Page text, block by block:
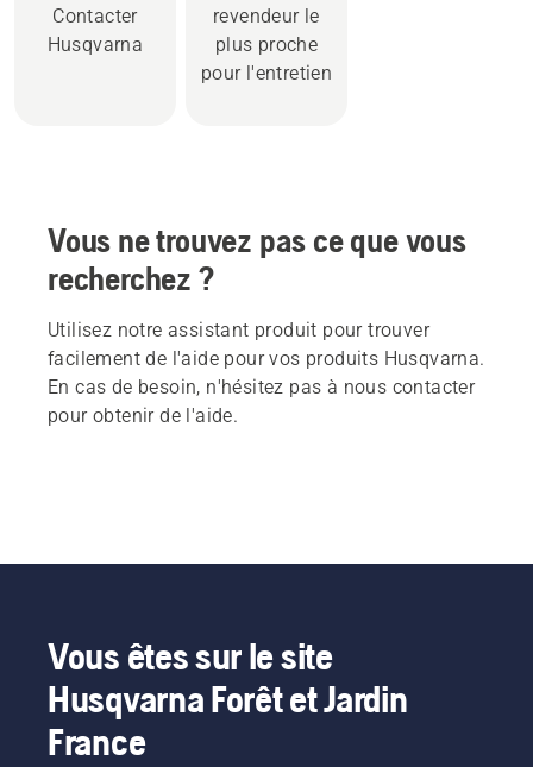
Contacter
Husqvarna
revendeur le
plus proche
pour l'entretien
Vous ne trouvez pas ce que vous
recherchez ?
Utilisez notre assistant produit pour trouver
facilement de l'aide pour vos produits Husqvarna.
En cas de besoin, n'hésitez pas à nous contacter
pour obtenir de l'aide.
Vous êtes sur le site
Husqvarna Forêt et Jardin
France